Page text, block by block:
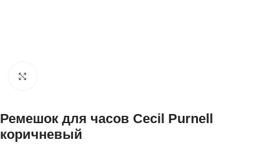
Ремешок для часов Cecil Purnell
коричневый